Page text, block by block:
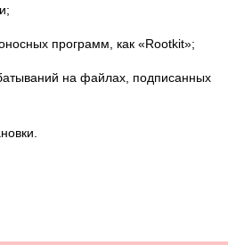
программ, как «Rootkit»;
на файлах, подписанных